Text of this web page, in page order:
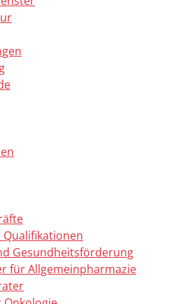
Gesundheitsförderung
für Allgemeinpharmazie